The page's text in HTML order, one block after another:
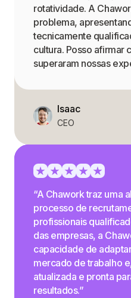
rotatividade. A
problema,
tecnicamente
cultura. Posso afirmar
superaram nossas
Isaac
CEO
“A Chawork traz uma
processo de
profissionais
das empresas, a
capacidade de
mercado de trabalho
atualizada e pronta
resultados.”